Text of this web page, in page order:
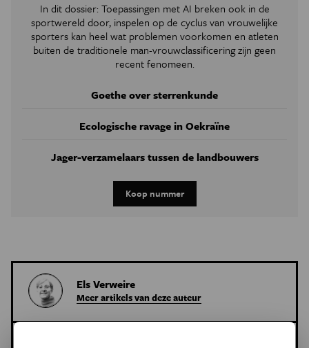
In dit dossier: Toepassingen met AI breken ook in de
sportwereld door, inspelen op de cyclus van vrouwelijke
sporters kan heel wat problemen voorkomen en atleten
buiten de traditionele man-vrouwclassificering zijn geen
recent fenomeen.
Goethe over sterrenkunde
Ecologische ravage in Oekraïne
Jager-verzamelaars tussen de landbouwers
Koop nummer
Els Verweire
Meer artikels van deze auteur